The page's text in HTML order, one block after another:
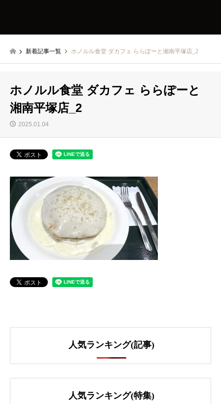
新着記事一覧 ホノルル食堂 ダカフェ ららぽーと湘南平塚店_2
ホノルル食堂 ダカフェ ららぽーと
湘南平塚店_2
2025.01.04
人気ランキング(記事)
人気ランキング(特集)